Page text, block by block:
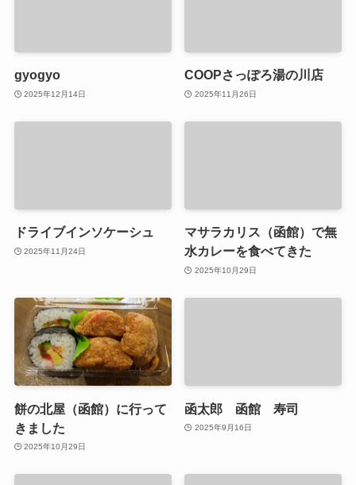
gyogyo
2025年12月14日
COOPさっぽろ湯の川店
2025年11月26日
ドライブインソケーシュ
2025年11月24日
マサラカリス（函館）で無
水カレーを食べてきた
2025年10月29日
餅の北屋（函館）に行って
きました
2025年10月29日
函太郎 函館 寿司
2025年9月16日